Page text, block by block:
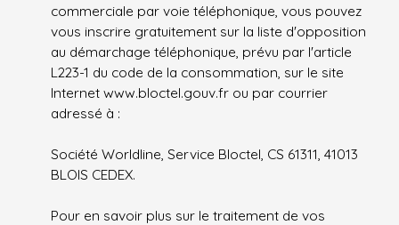
commerciale par voie téléphonique, vous pouvez
vous inscrire gratuitement sur la liste d'opposition
au démarchage téléphonique, prévu par l'article
L223-1 du code de la consommation, sur le site
Internet www.bloctel.gouv.fr ou par courrier
adressé à :
Société Worldline, Service Bloctel, CS 61311, 41013
BLOIS CEDEX.
Pour en savoir plus sur le traitement de vos